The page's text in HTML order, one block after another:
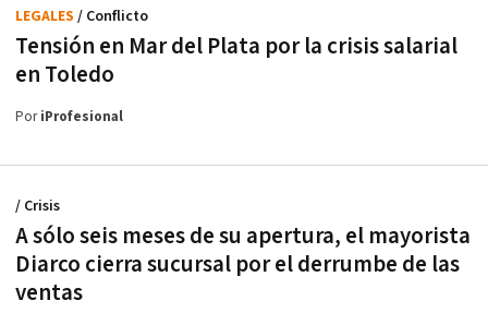
Tensión en Mar del Plata por la crisis salarial
en Toledo
LEGALES / Conflicto
PoriProfesional
A sólo seis meses de su apertura, el mayorista
Diarco cierra sucursal por el derrumbe de las
ventas
/ Crisis